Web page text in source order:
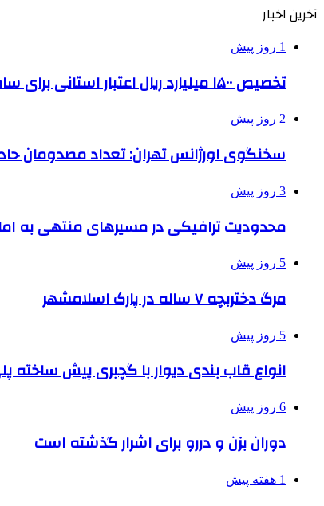
آخرین اخبار
1 روز پیش
تخصیص ۱۵۰۰ میلیارد ریال اعتبار استانی برای ساماندهی بافت قدیم دزفول
2 روز پیش
سخنگوی اورژانس تهران: تعداد مصدومان حادثه
3 روز پیش
محدودیت ترافیکی در مسیرهای منتهی به
5 روز پیش
مرگ دختربچه ۷ ساله در پارک اسلامشهر
5 روز پیش
انواع قاب بندی دیوار با گچبری پیش
6 روز پیش
دوران بزن و دررو برای اشرار گذشته است
1 هفته پیش